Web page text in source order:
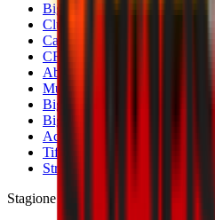
Biglietti Partite Maschile
Club 1899 Premium Hospitality
Cambio Nominativo
CRN Card
Abbonamenti
Museo Mondo Milan
Biglietti Partite Femminile
Biglietti Partite Milan Futuro
Accrediti
Tifosi con disabilità
Striscioni
Stagione